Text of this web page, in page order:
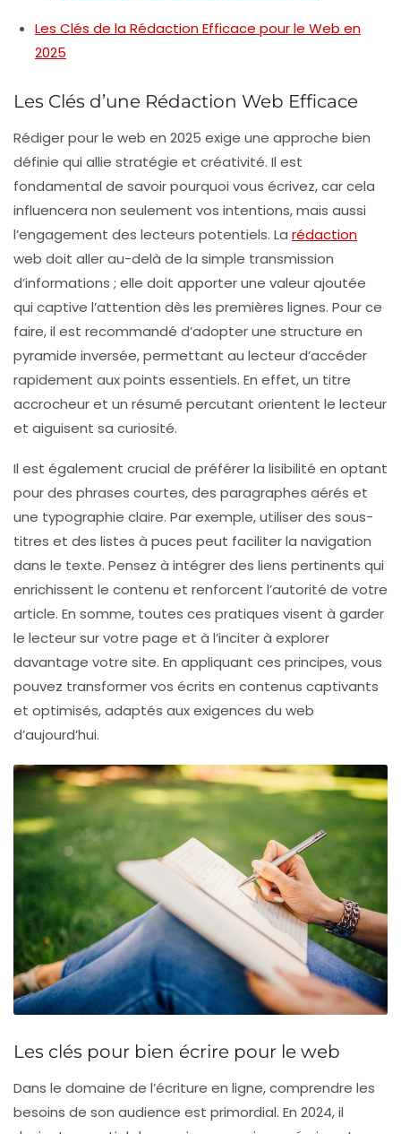
Les Clés de la Rédaction Efficace pour le Web en
2025
Les Clés d’une Rédaction Web Efficace
Rédiger pour le web en 2025 exige une approche bien
définie qui allie stratégie et créativité. Il est
fondamental de savoir pourquoi vous écrivez, car cela
influencera non seulement vos intentions, mais aussi
l’engagement des lecteurs potentiels. La rédaction
web doit aller au-delà de la simple transmission
d’informations ; elle doit apporter une valeur ajoutée
qui captive l’attention dès les premières lignes. Pour ce
faire, il est recommandé d’adopter une structure en
pyramide inversée, permettant au lecteur d’accéder
rapidement aux points essentiels. En effet, un titre
accrocheur et un résumé percutant orientent le lecteur
et aiguisent sa curiosité.
Il est également crucial de préférer la lisibilité en optant
pour des phrases courtes, des paragraphes aérés et
une typographie claire. Par exemple, utiliser des sous-
titres et des listes à puces peut faciliter la navigation
dans le texte. Pensez à intégrer des liens pertinents qui
enrichissent le contenu et renforcent l’autorité de votre
article. En somme, toutes ces pratiques visent à garder
le lecteur sur votre page et à l’inciter à explorer
davantage votre site. En appliquant ces principes, vous
pouvez transformer vos écrits en contenus captivants
et optimisés, adaptés aux exigences du web
d’aujourd’hui.
Les clés pour bien écrire pour le web
Dans le domaine de l’écriture en ligne,comprendre les
besoins de son audience est primordial. En 2024, il